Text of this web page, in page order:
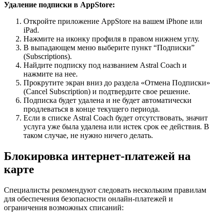
Удаление подписки в AppStore:
Откройте приложение AppStore на вашем iPhone или
iPad.
Нажмите на иконку профиля в правом нижнем углу.
В выпадающем меню выберите пункт “Подписки”
(Subscriptions).
Найдите подписку под названием Astral Coach и
нажмите на нее.
Прокрутите экран вниз до раздела «Отмена Подписки»
(Cancel Subscription) и подтвердите свое решение.
Подписка будет удалена и не будет автоматически
продлеваться в конце текущего периода.
Если в списке Astral Coach будет отсутствовать, значит
услуга уже была удалена или истек срок ее действия. В
таком случае, не нужно ничего делать.
Блокировка интернет-платежей на
карте
Специалисты рекомендуют следовать нескольким правилам
для обеспечения безопасности онлайн-платежей и
ограничения возможных списаний: